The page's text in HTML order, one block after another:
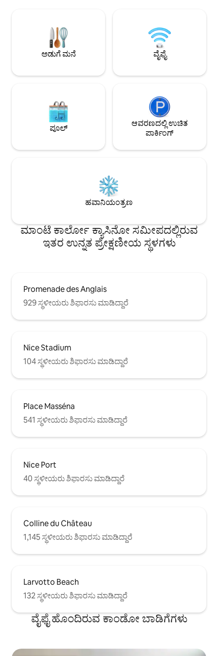
ಗ್ರ್ಯಾಂಡ್ ಪ್ರಿಕ್ಸ್, ಯಾಚ್ ಶೋ. ನಿಮ್ಮ ರಜೆ, ನಮ್ಮ
ಡಿಶ್‌ವಾಶರ್,
ಟವೆಲ್‌ಗಳು ಮತ್ತು
ಸ್ವತಃ ಚೆಕ್-ಇನ್
ಅಡುಗೆ ಮನೆ ವೈಫೈ
ಪೂಲ್
ಆವರಣದಲ್ಲಿ ಉಚಿತ
ಪಾರ್ಕಿಂಗ್
ಹವಾನಿಯಂತ್ರಣ
ಮಾಂಟೆ ಕಾರ್ಲೋ ಕ್ಯಾಸಿನೋ ಸಮೀಪದಲ್ಲಿರುವ
ಇತರ ಉನ್ನತ ಪ್ರೇಕ್ಷಣೀಯ ಸ್ಥಳಗಳು
Promenade des Anglais
929 ಸ್ಥಳೀಯರು ಶಿಫಾರಸು ಮಾಡಿದ್ದಾರೆ
Nice Stadium
104 ಸ್ಥಳೀಯರು ಶಿಫಾರಸು ಮಾಡಿದ್ದಾರೆ
Place Masséna
541 ಸ್ಥಳೀಯರು ಶಿಫಾರಸು ಮಾಡಿದ್ದಾರೆ
Nice Port
40 ಸ್ಥಳೀಯರು ಶಿಫಾರಸು ಮಾಡಿದ್ದಾರೆ
Colline du Château
1,145 ಸ್ಥಳೀಯರು ಶಿಫಾರಸು ಮಾಡಿದ್ದಾರೆ
Larvotto Beach
132 ಸ್ಥಳೀಯರು ಶಿಫಾರಸು ಮಾಡಿದ್ದಾರೆ
ವೈಫೈ ಹೊಂದಿರುವ ಕಾಂಡೋ ಬಾಡಿಗೆಗಳು